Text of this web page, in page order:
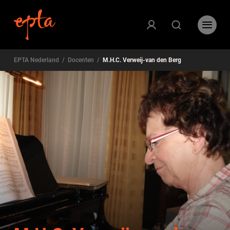
EPTA Nederland / Docenten / M.H.C. Verweij-van den Berg